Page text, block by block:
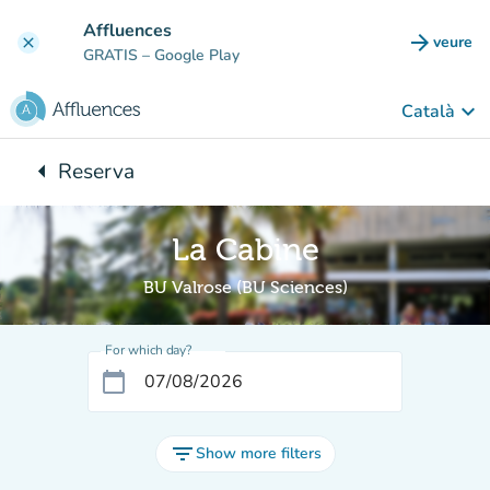
clear Affluences
GRATIS – Google Play arrow_forward veure
(new
Català keyboard_arrow_down
arrow_leftBack to:
Reserva
La Cabine
BU Valrose (BU Sciences)
For which day?
calendar_today
filter_listShow more filters